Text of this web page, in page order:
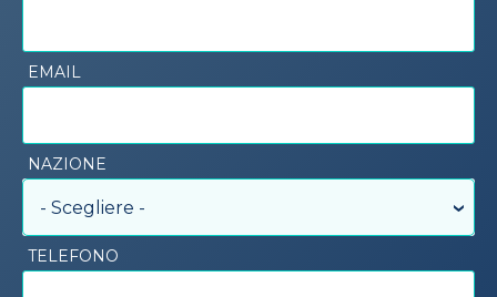
EMAIL
NAZIONE
- Scegliere -
TELEFONO